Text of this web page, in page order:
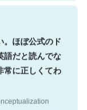
ほぼ公式のド
だと読んでな
に正しくてわ